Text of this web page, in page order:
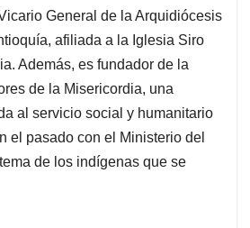
General de la Arquidiócesis
afiliada a la Iglesia Siro
Además, es fundador de la
de la Misericordia, una
al servicio social y humanitario
el pasado con el Ministerio del
de los indígenas que se